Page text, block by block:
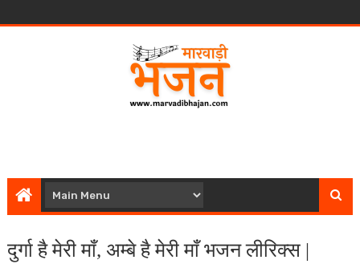
दुर्गा है मेरी माँ, अम्बे है मेरी माँ भजन लीरिक्स |